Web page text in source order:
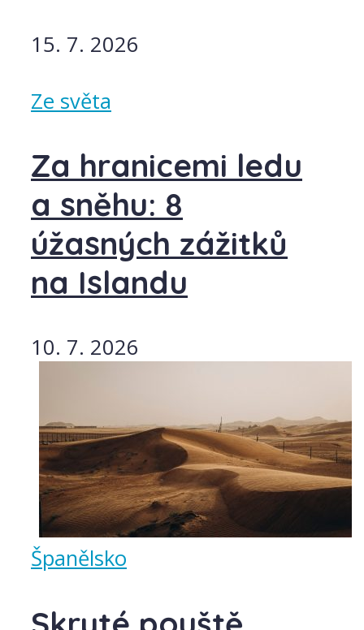
15. 7. 2026
Ze světa
Za hranicemi ledu
a sněhu: 8
úžasných zážitků
na Islandu
10. 7. 2026
Španělsko